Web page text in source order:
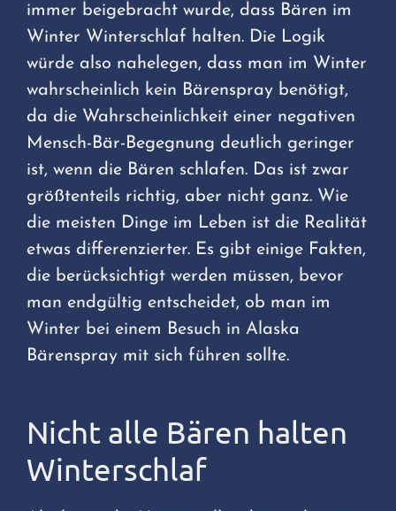
immer beigebracht wurde, dass Bären im
Winter Winterschlaf halten. Die Logik
würde also nahelegen, dass man im Winter
wahrscheinlich kein Bärenspray benötigt,
da die Wahrscheinlichkeit einer negativen
Mensch-Bär-Begegnung deutlich geringer
ist, wenn die Bären schlafen. Das ist zwar
größtenteils richtig, aber nicht ganz. Wie
die meisten Dinge im Leben ist die Realität
etwas differenzierter. Es gibt einige Fakten,
die berücksichtigt werden müssen, bevor
man endgültig entscheidet, ob man im
Winter bei einem Besuch in Alaska
Bärenspray mit sich führen sollte.
Nicht alle Bären halten
Winterschlaf